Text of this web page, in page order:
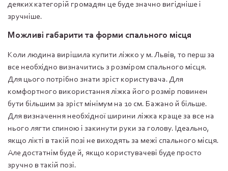
деяких категорій громадян це буде значно вигідніше і
зручніше.
Можливі габарити та форми спального місця
Коли людина вирішила купити ліжко у м. Львів, то перш за
все необхідно визначитись з розміром спального місця.
Для цього потрібно знати зріст користувача. Для
комфортного використання ліжка його розмір повинен
бути більшим за зріст мінімум на 10 см. Бажано й більше.
Для визначення необхідної ширини ліжка краще за все на
нього лягти спиною і закинути руки за голову. Ідеально,
якщо лікті в такій позі не виходять за межі спального місця.
Але достатнім буде й, якщо користувачеві буде просто
зручно в такій позі.